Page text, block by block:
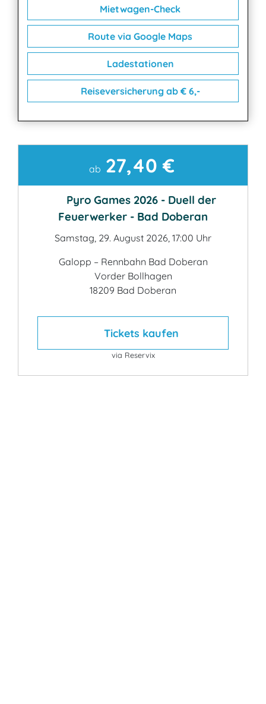
Mietwagen-Check
Route via Google Maps
Ladestationen
Reiseversicherung ab € 6,-
Kontaktab 27,40 €
Pyro Games 2026 - Duell der
Feuerwerker - Bad Doberan
Samstag, 29. August 2026, 17:00 Uhr
Galopp – Rennbahn Bad Doberan
Vorder Bollhagen
18209 Bad Doberan
Tickets kaufen
via Reservix